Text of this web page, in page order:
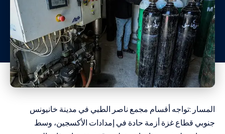
المسار :تواجه أقسام مجمع ناصر الطبي في مدينة خانيونس
جنوبي قطاع غزة أزمة حادة في إمدادات الأكسجين، وسط